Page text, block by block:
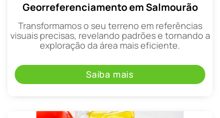
Georreferenciamento em Salmourão
Transformamos o seu terreno em referências
visuais precisas, revelando padrões e tornando a
exploração da área mais eficiente.
Saiba mais